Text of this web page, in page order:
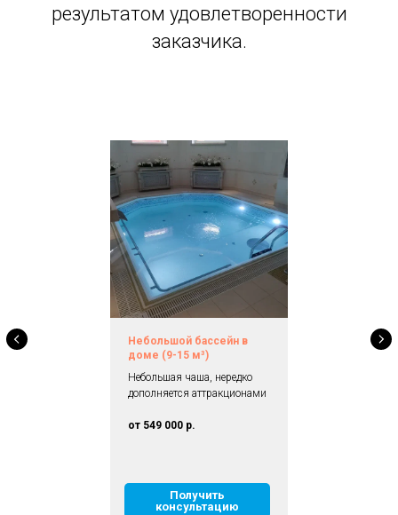
результатом удовлетворенности
заказчика.
Небольшой бассейн в
доме (9-15 м³)
Небольшая чаша, нередко
дополняется аттракционами
от 549 000 р.
Получить
консультацию